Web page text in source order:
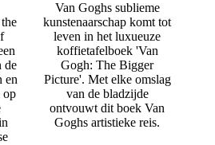
de
en
op
Van Goghs sublieme
kunstenaarschap komt tot
leven in het luxueuze
koffietafelboek 'Van
Gogh: The Bigger
Picture'. Met elke omslag
van de bladzijde
ontvouwt dit boek Van
Goghs artistieke reis.